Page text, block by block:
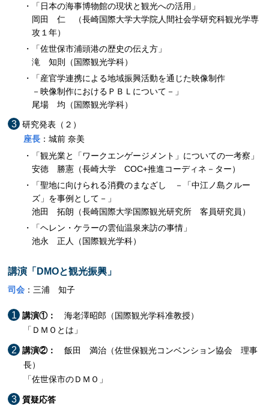
「日本の海事博物館の現状と観光への活用」
岡田 仁 （長崎国際大学大学院人間社会学研究科観光学専
攻１年）
「佐世保市浦頭港の歴史の伝え方」
滝 知則（国際観光学科）
「産官学連携による地域振興活動を通じた映像制作
－映像制作におけるＰＢＬについて－」
尾場 均（国際観光学科）
研究発表（２）
座長 ：城前 奈美
「観光業と「ワークエンゲージメント」についての一考察」
安徳 勝憲（長崎大学 COC+推進コーディネ－ター）
「聖地に向けられる消費のまなざし －「中江ノ島クルー
ズ」を事例として－」
池田 拓朗（長崎国際大学国際観光研究所 客員研究員）
「ヘレン・ケラーの雲仙温泉来訪の事情」
池永 正人（国際観光学科）
講演「DMOと観光振興」
司会 ：三浦 知子
講演①：
海老澤昭郎（国際観光学科准教授）
「ＤＭＯとは」
講演②：
飯田 満治（佐世保観光コンベンション協会 理事
長）
「佐世保市のＤＭＯ」
質疑応答